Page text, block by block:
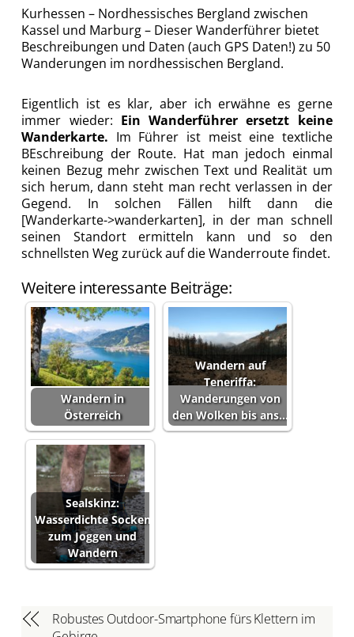
Kurhessen – Nordhessisches Bergland zwischen
Kassel und Marburg – Dieser Wanderführer bietet
Beschreibungen und Daten (auch GPS Daten!) zu 50
Wanderungen im nordhessischen Bergland.
Eigentlich ist es klar, aber ich erwähne es gerne
immer wieder: Ein Wanderführer ersetzt keine
Wanderkarte. Im Führer ist meist eine textliche
BEschreibung der Route. Hat man jedoch einmal
keinen Bezug mehr zwischen Text und Realität um
sich herum, dann steht man recht verlassen in der
Gegend. In solchen Fällen hilft dann die
[Wanderkarte->wanderkarten], in der man schnell
seinen Standort ermitteln kann und so den
schnellsten Weg zurück auf die Wanderroute findet.
Weitere interessante Beiträge:
Wandern in
Österreich
Wandern auf
Teneriffa:
Wanderungen von
den Wolken bis ans…
Sealskinz:
Wasserdichte Socken
zum Joggen und
Wandern
Robustes Outdoor-Smartphone fürs Klettern im